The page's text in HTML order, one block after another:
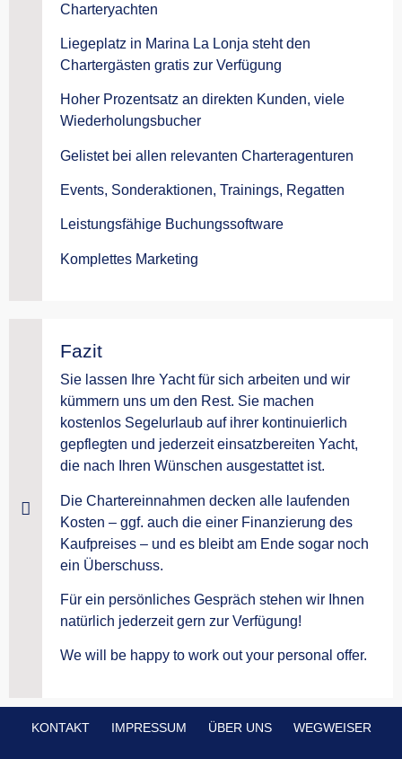
Charteryachten
Liegeplatz in Marina La Lonja steht den
Chartergästen gratis zur Verfügung
Hoher Prozentsatz an direkten Kunden, viele
Wiederholungsbucher
Gelistet bei allen relevanten Charteragenturen
Events, Sonderaktionen, Trainings, Regatten
Leistungsfähige Buchungssoftware
Komplettes Marketing
Fazit
Sie lassen Ihre Yacht für sich arbeiten und wir
kümmern uns um den Rest. Sie machen
kostenlos Segelurlaub auf ihrer kontinuierlich
gepflegten und jederzeit einsatzbereiten Yacht,
die nach Ihren Wünschen ausgestattet ist.
Die Chartereinnahmen decken alle laufenden
Kosten – ggf. auch die einer Finanzierung des
Kaufpreises – und es bleibt am Ende sogar noch
ein Überschuss.
Für ein persönliches Gespräch stehen wir Ihnen
natürlich jederzeit gern zur Verfügung!
We will be happy to work out your personal offer.
KONTAKT IMPRESSUM ÜBER UNS WEGWEISER